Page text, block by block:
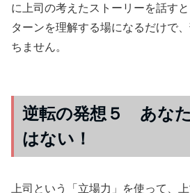
に上司の考えたストーリーを話す
ターンを理解する場になるだけで
ちません。
逆転の発想５ あな
はない！
上司という「立場力」を使って、